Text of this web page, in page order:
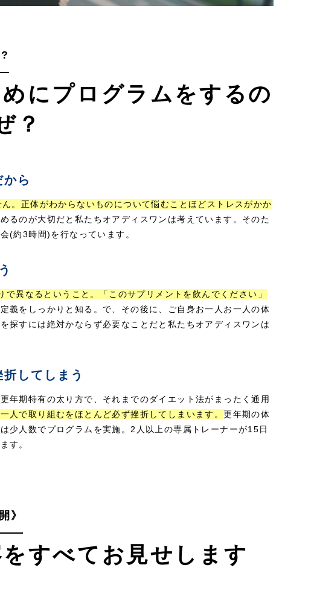
にプログラムをするの
？
ら
。正体がわからないものについて悩むことほどストレスがかか
るのが大切だと私たちオアディスワンは考えています。そのた
(約3時間)を行なっています。
異なるということ。「このサプリメントを飲んでください」
義をしっかりと知る。で、その後に、ご自身お一人お一人の体
探すには絶対かならず必要なことだと私たちオアディスワンは
してしまう
年期特有の太り方で、それまでのダイエット法がまったく通用
人で取り組むをほとんど必ず挫折してしまいます。更年期の体
少人数でプログラムを実施。2人以上の専属トレーナーが15日
す。
》
すべてお見せします